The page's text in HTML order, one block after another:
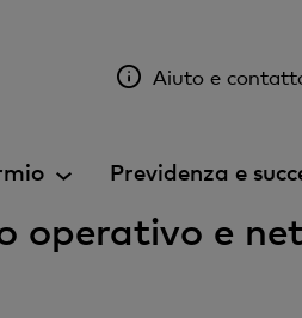
Aiuto e
Previdenza e
operativo e